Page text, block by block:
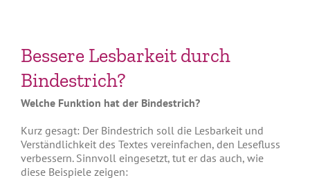
Bessere Lesbarkeit durch
Bindestrich?
Welche Funktion hat der Bindestrich?
Kurz gesagt: Der Bindestrich soll die Lesbarkeit und
Verständlichkeit des Textes vereinfachen, den Lesefluss
verbessern. Sinnvoll eingesetzt, tut er das auch, wie
diese Beispiele zeigen: